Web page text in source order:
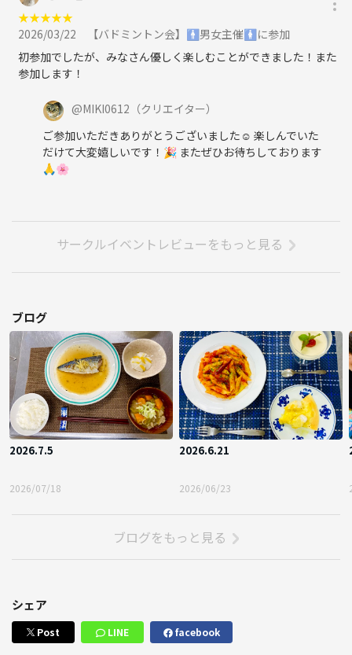
★★★★★
2026/03/22
【バドミントン会】🚹男女主催🚺に参加
初参加でしたが、みなさん優しく楽しむことができました！また
参加します！
@MIKI0612 （クリエイター）
ご参加いただきありがとうございました☺️ 楽しんでいた
だけて大変嬉しいです！🎉 またぜひお待ちしております
🙏🌸
サークルイベントレビューをもっと見る
ブログ
2026.7.5
2026/07/18
2026.6.21
2026/06/23
ブログをもっと見る
シェア
Post LINE facebook